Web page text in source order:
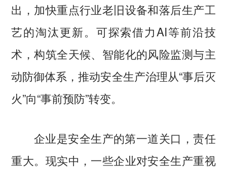
出，加快重点行业老旧设备和落后生产工
艺的淘汰更新。可探索借力AI等前沿技
术，构筑全天候、智能化的风险监测与主
动防御体系，推动安全生产治理从“事后灭
火”向“事前预防”转变。
企业是安全生产的第一道关口，责任
重大。现实中，一些企业对安全生产重视